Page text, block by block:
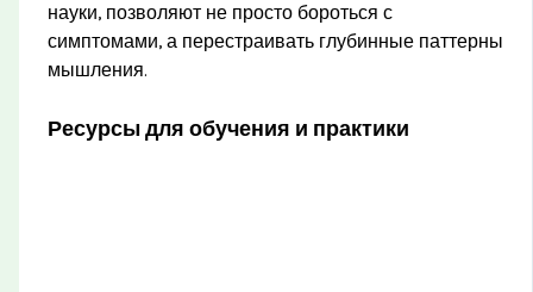
науки, позволяют не просто бороться с
симптомами, а перестраивать глубинные паттерны
мышления.
Ресурсы для обучения и практики